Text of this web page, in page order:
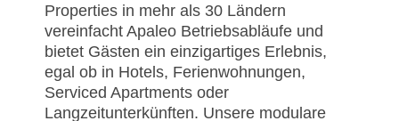
-
Modularer
integrierter
Kiosk
Properties in mehr als 30 Ländern
vereinfacht Apaleo Betriebsabläufe und
bietet Gästen ein einzigartiges Erlebnis,
egal ob in Hotels, Ferienwohnungen,
Serviced Apartments oder
Langzeitunterkünften. Unsere modulare